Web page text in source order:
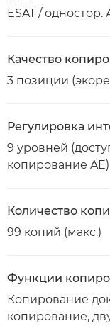
ESAT /
Качество
3 позиции
Регулировка
9 уровней
копирование AE)
Количество
99 копий (макс.)
Функции
Копирование
копирование,